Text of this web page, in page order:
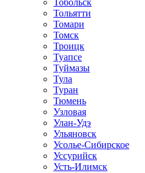
Тобольск
Тольятти
Томари
Томск
Троицк
Туапсе
Туймазы
Тула
Туран
Тюмень
Узловая
Улан-Удэ
Ульяновск
Усолье-Сибирское
Уссурийск
Усть-Илимск